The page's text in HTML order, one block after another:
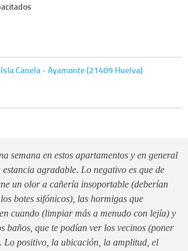
Isla Canela - Ayamonte (21409 Huelva)
semana en estos apartamentos y en general
estancia agradable. Lo negativo es que de
un olor a cañería insoportable (deberían
botes sifónicos), las hormigas que
cuando (limpiar más a menudo con lejía) y
baños, que te podían ver los vecinos (poner
Lo positivo, la ubicación, la amplitud, el